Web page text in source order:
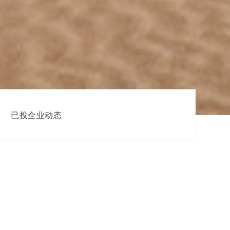
已投企业动态